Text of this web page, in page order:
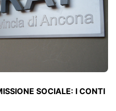
SOCIALE: I CONTI